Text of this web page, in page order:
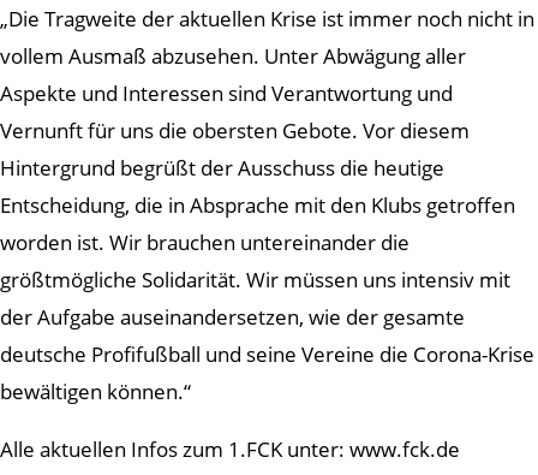
„Die Tragweite der aktuellen Krise ist immer noch nicht in
vollem Ausmaß abzusehen. Unter Abwägung aller
Aspekte und Interessen sind Verantwortung und
Vernunft für uns die obersten Gebote. Vor diesem
Hintergrund begrüßt der Ausschuss die heutige
Entscheidung, die in Absprache mit den Klubs getroffen
worden ist. Wir brauchen untereinander die
größtmögliche Solidarität. Wir müssen uns intensiv mit
der Aufgabe auseinandersetzen, wie der gesamte
deutsche Profifußball und seine Vereine die Corona-Krise
bewältigen können.“
Alle aktuellen Infos zum 1.FCK unter: www.fck.de